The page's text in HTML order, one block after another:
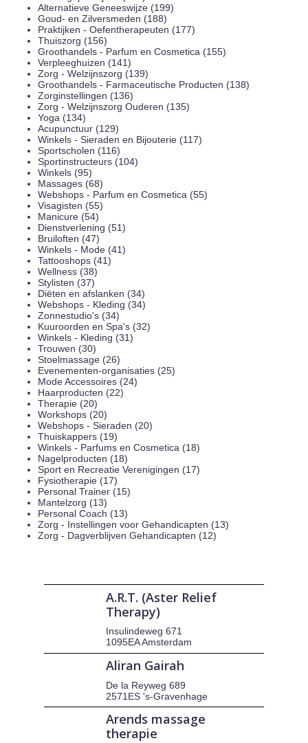
Alternatieve Geneeswijze (199)
Goud- en Zilversmeden (188)
Praktijken - Oefentherapeuten (177)
Thuiszorg (156)
Groothandels - Parfum en Cosmetica (155)
Verpleeghuizen (141)
Zorg - Welzijnszorg (139)
Groothandels - Farmaceutische Producten (138)
Zorginstellingen (136)
Zorg - Welzijnszorg Ouderen (135)
Yoga (134)
Acupunctuur (129)
Winkels - Sieraden en Bijouterie (117)
Sportscholen (116)
Sportinstructeurs (104)
Winkels (95)
Massages (68)
Webshops - Parfum en Cosmetica (55)
Visagisten (55)
Manicure (54)
Dienstverlening (51)
Bruiloften (47)
Winkels - Mode (41)
Tattooshops (41)
Wellness (38)
Stylisten (37)
Diëten en afslanken (34)
Webshops - Kleding (34)
Zonnestudio's (34)
Kuuroorden en Spa's (32)
Winkels - Kleding (31)
Trouwen (30)
Stoelmassage (26)
Evenementen-organisaties (25)
Mode Accessoires (24)
Haarproducten (22)
Therapie (20)
Workshops (20)
Webshops - Sieraden (20)
Thuiskappers (19)
Winkels - Parfums en Cosmetica (18)
Nagelproducten (18)
Sport en Recreatie Verenigingen (17)
Fysiotherapie (17)
Personal Trainer (15)
Mantelzorg (13)
Personal Coach (13)
Zorg - Instellingen voor Gehandicapten (13)
Zorg - Dagverblijven Gehandicapten (12)
A.R.T. (Aster Relief
Therapy)
Insulindeweg 671
1095EA Amsterdam
Aliran Gairah
De la Reyweg 689
2571ES 's-Gravenhage
Arends massage
therapie